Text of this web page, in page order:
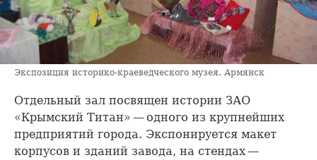
Экспозиция историко-краеведческого музея. Армянск
Отдельный зал посвящен истории ЗАО
«Крымский Титан» — одного из крупнейших
предприятий города. Экспонируется макет
корпусов и зданий завода, на стендах —